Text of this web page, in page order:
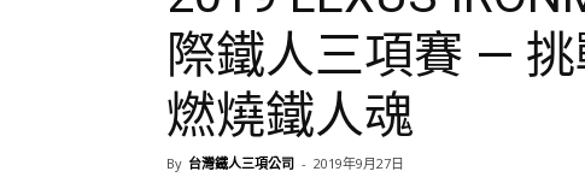
際鐵人三項賽 —
燃燒鐵人魂
By 台灣鐵人三項公司 - 2019年9月27日